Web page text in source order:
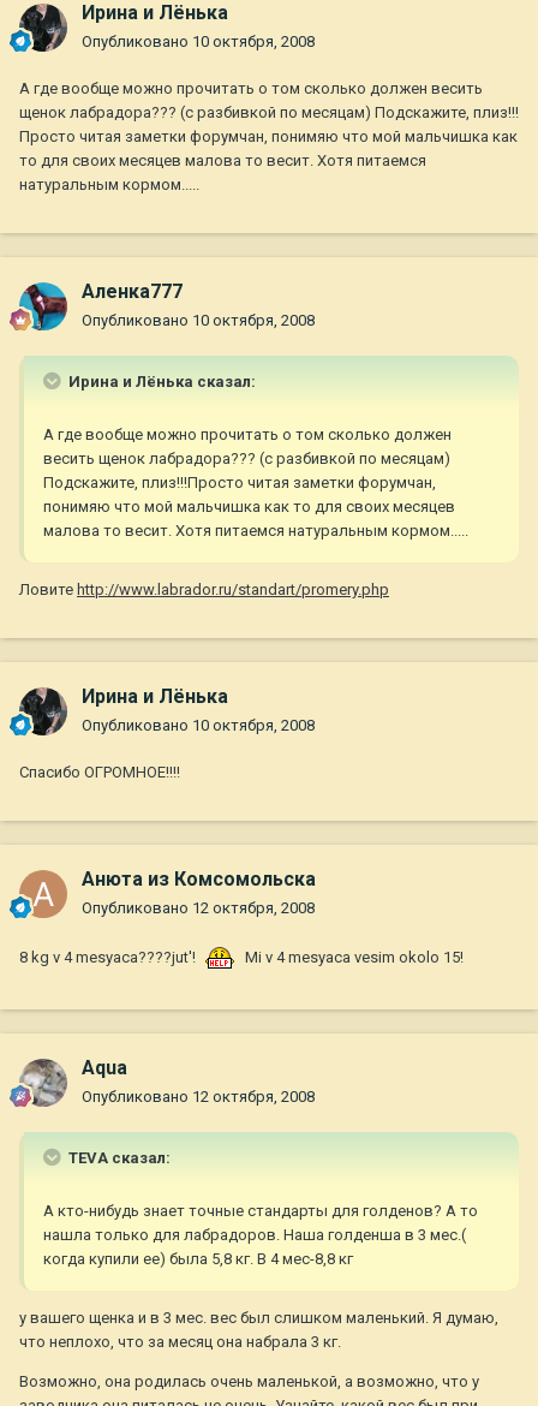
Ирина и Лёнька
Опубликовано 10 октября, 2008
А где вообще можно прочитать о том сколько должен весить
щенок лабрадора??? (с разбивкой по месяцам) Подскажите, плиз!!!
Просто читая заметки форумчан, понимяю что мой мальчишка как
то для своих месяцев малова то весит. Хотя питаемся
натуральным кормом.....
Аленка777
Опубликовано 10 октября, 2008
Ирина и Лёнька сказал:
А где вообще можно прочитать о том сколько должен
весить щенок лабрадора??? (с разбивкой по месяцам)
Подскажите, плиз!!!Просто читая заметки форумчан,
понимяю что мой мальчишка как то для своих месяцев
малова то весит. Хотя питаемся натуральным кормом.....
Ловите http://www.labrador.ru/standart/promery.php
Ирина и Лёнька
Опубликовано 10 октября, 2008
Спасибо ОГРОМНОЕ!!!!
Анюта из Комсомольска
Опубликовано 12 октября, 2008
8 kg v 4 mesyaca????jut'! Mi v 4 mesyaca vesim okolo 15!
Aqua
Опубликовано 12 октября, 2008
TEVA сказал:
А кто-нибудь знает точные стандарты для голденов? А то
нашла только для лабрадоров. Наша голденша в 3 мес.(
когда купили ее) была 5,8 кг. В 4 мес-8,8 кг
у вашего щенка и в 3 мес. вес был слишком маленький. Я думаю,
что неплохо, что за месяц она набрала 3 кг.
Возможно, она родилась очень маленькой, а возможно, что у